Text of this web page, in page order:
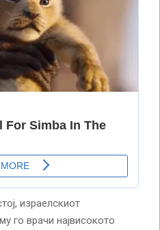
израелскиот
го врачи највисокото